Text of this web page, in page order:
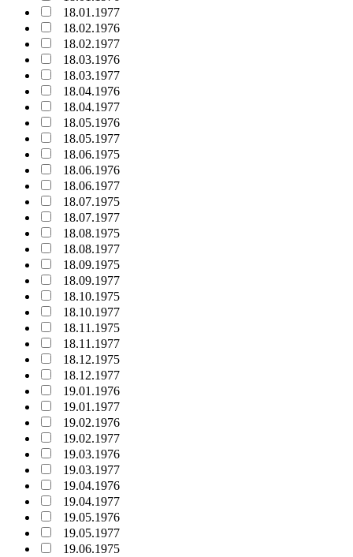
18.01.1977
18.02.1976
18.02.1977
18.03.1976
18.03.1977
18.04.1976
18.04.1977
18.05.1976
18.05.1977
18.06.1975
18.06.1976
18.06.1977
18.07.1975
18.07.1977
18.08.1975
18.08.1977
18.09.1975
18.09.1977
18.10.1975
18.10.1977
18.11.1975
18.11.1977
18.12.1975
18.12.1977
19.01.1976
19.01.1977
19.02.1976
19.02.1977
19.03.1976
19.03.1977
19.04.1976
19.04.1977
19.05.1976
19.05.1977
19.06.1975